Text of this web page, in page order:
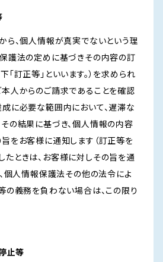
ら、個人情報が真実でないという理
保護法の定めに基づきその内容の訂
「訂正等」といいます。）を求められ
本人からのご請求であることを確認
に必要な範囲内において、遅滞な
の結果に基づき、個人情報の内容
をお客様に通知します（訂正等を
ときは、お客様に対しその旨を通
、個人情報保護法その他の法令によ
の義務を負わない場合は、この限り
止等